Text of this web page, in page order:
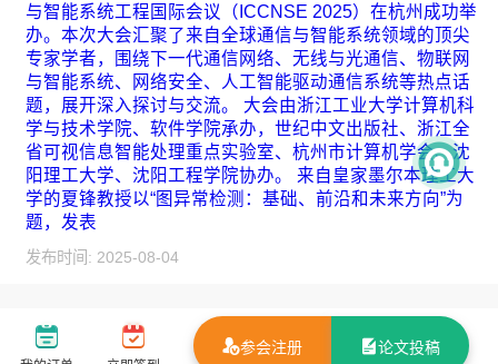
与智能系统工程国际会议（ICCNSE 2025）在杭州成功举
办。本次大会汇聚了来自全球通信与智能系统领域的顶尖
专家学者，围绕下一代通信网络、无线与光通信、物联网
与智能系统、网络安全、人工智能驱动通信系统等热点话
题，展开深入探讨与交流。 大会由浙江工业大学计算机科
学与技术学院、软件学院承办，世纪中文出版社、浙江全
省可视信息智能处理重点实验室、杭州市计算机学会、沈
阳理工大学、沈阳工程学院协办。 来自皇家墨尔本理工大
学的夏锋教授以“图异常检测：基础、前沿和未来方向”为
题，发表
发布时间: 2025-08-04
参会注册 论文投稿